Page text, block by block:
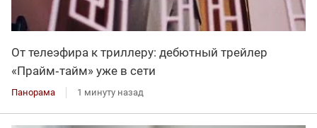
От телеэфира к триллеру: дебютный трейлер
«Прайм‑тайм» уже в сети
Панорама 1 минуту назад